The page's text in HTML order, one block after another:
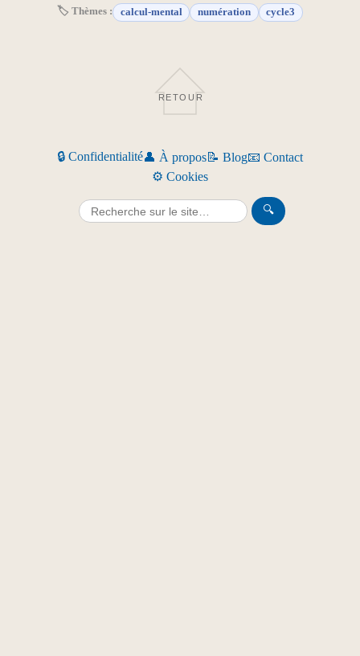
🏷 Thèmes : calcul-mental numération cycle3
RETOUR
🔒 Confidentialité👤 À propos📝 Blog📧 Contact
⚙️ Cookies
🔍